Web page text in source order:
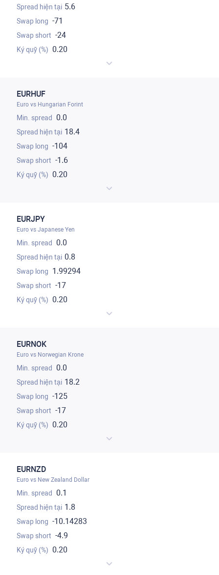
5.6
-71
-24
0.20
EURHUF
Euro vs Hungarian Forint
0.0
18.4
-104
-1.6
0.20
EURJPY
Euro vs Japanese Yen
0.0
0.8
1.99294
-17
0.20
EURNOK
Euro vs Norwegian Krone
0.0
18.2
-125
-17
0.20
EURNZD
Euro vs New Zealand Dollar
0.1
1.8
-10.14283
-4.9
0.20